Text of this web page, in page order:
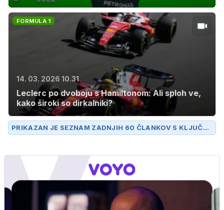
FORMULA 1
14. 03. 2026 10.31
Leclerc po dvoboju s Hamiltonom: Ali sploh ve,
kako široki so dirkalniki?
PRIKAZAN JE SEZNAM ZADNJIH 60 ČLANKOV S KLJUČN
O BESEDOFERRARI.